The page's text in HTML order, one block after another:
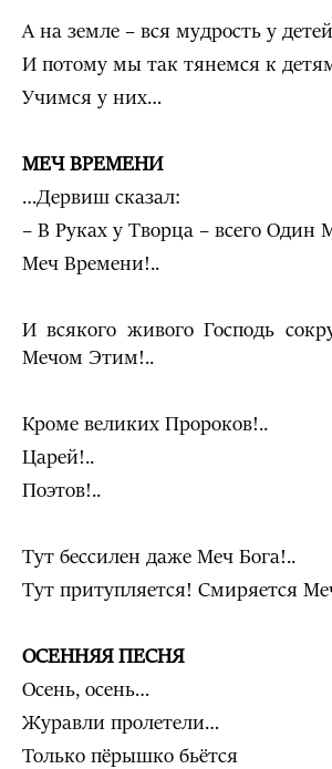
А на земле – вся мудрость у
И потому мы так тянемся к
Учимся у них…
МЕЧ ВРЕМЕНИ
…Дервиш сказал:
– В Руках у Творца – всего Один
Меч Времени!..
И всякого живого Господь
Мечом Этим!..
Кроме великих Пророков!..
Царей!..
Поэтов!..
Тут бессилен даже Меч Бога!..
Тут притупляется! Смиряется
ОСЕННЯЯ ПЕСНЯ
Осень, осень…
Журавли пролетели…
Только пёрышко бьётся